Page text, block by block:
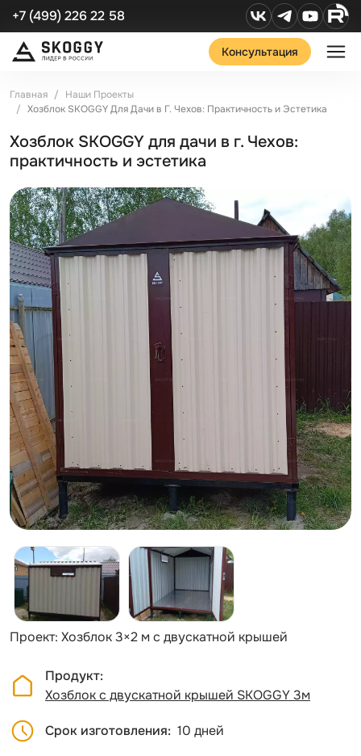
+7 (499) 226 22 58
Консультация
Главная
Наши Проекты
Хозблок SKOGGY Для Дачи в Г. Чехов: Практичность и Эстетика
Хозблок SKOGGY для дачи в г. Чехов:
практичность и эстетика
Проект: Хозблок 3×2 м с двускатной крышей
Продукт
Хозблок с двускатной крышей SKOGGY 3м
Срок изготовления 10 дней